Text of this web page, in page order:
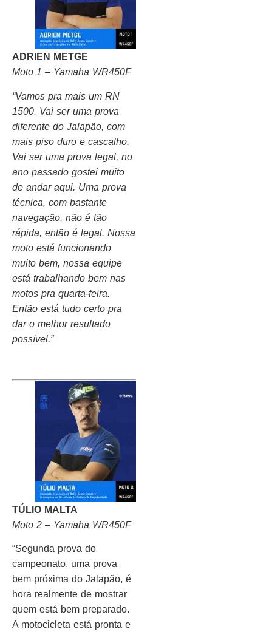
ADRIEN METGE
Moto 1 – Yamaha WR450F
“Vamos pra mais um RN
1500. Vai ser uma prova
diferente do Jalapão, com
mais piso duro e cascalho.
Vai ser uma prova legal, no
ano passado gostei muito
de andar aqui. Uma prova
técnica, com bastante
navegação, não é tão
rápida, então é legal. Nossa
moto está funcionando
muito bem, nossa equipe
está trabalhando bem nas
motos pra quarta-feira.
Então está tudo certo pra
dar o melhor resultado
possível.”
TÚLIO MALTA
Moto 2 – Yamaha WR450F
“Segunda prova do
campeonato, uma prova
bem próxima do Jalapão, é
hora realmente de mostrar
quem está bem preparado.
A motocicleta está pronta e